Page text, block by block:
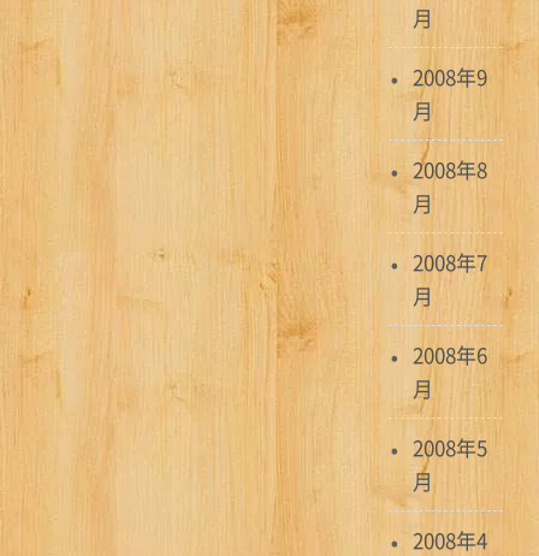
月
2008年9
月
2008年8
月
2008年7
月
2008年6
月
2008年5
月
2008年4